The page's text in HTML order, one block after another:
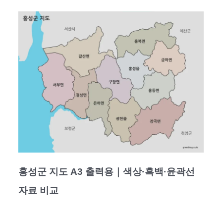
홍성군 지도 A3 출력용｜색상·흑백·윤곽선
자료 비교